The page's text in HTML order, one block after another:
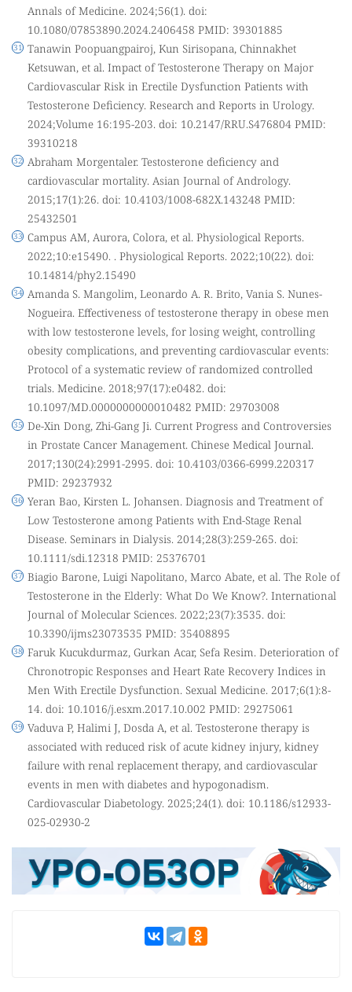
Annals of Medicine. 2024;56(1). doi:
10.1080/07853890.2024.2406458 PMID: 39301885
Tanawin Poopuangpairoj, Kun Sirisopana, Chinnakhet
Ketsuwan, et al. Impact of Testosterone Therapy on Major
Cardiovascular Risk in Erectile Dysfunction Patients with
Testosterone Deficiency. Research and Reports in Urology.
2024;Volume 16:195-203. doi: 10.2147/RRU.S476804 PMID:
39310218
Abraham Morgentaler. Testosterone deficiency and
cardiovascular mortality. Asian Journal of Andrology.
2015;17(1):26. doi: 10.4103/1008-682X.143248 PMID:
25432501
Campus AM, Aurora, Colora, et al. Physiological Reports.
2022;10:e15490. . Physiological Reports. 2022;10(22). doi:
10.14814/phy2.15490
Amanda S. Mangolim, Leonardo A. R. Brito, Vania S. Nunes-
Nogueira. Effectiveness of testosterone therapy in obese men
with low testosterone levels, for losing weight, controlling
obesity complications, and preventing cardiovascular events:
Protocol of a systematic review of randomized controlled
trials. Medicine. 2018;97(17):e0482. doi:
10.1097/MD.0000000000010482 PMID: 29703008
De-Xin Dong, Zhi-Gang Ji. Current Progress and Controversies
in Prostate Cancer Management. Chinese Medical Journal.
2017;130(24):2991-2995. doi: 10.4103/0366-6999.220317
PMID: 29237932
Yeran Bao, Kirsten L. Johansen. Diagnosis and Treatment of
Low Testosterone among Patients with End-Stage Renal
Disease. Seminars in Dialysis. 2014;28(3):259-265. doi:
10.1111/sdi.12318 PMID: 25376701
Biagio Barone, Luigi Napolitano, Marco Abate, et al. The Role of
Testosterone in the Elderly: What Do We Know?. International
Journal of Molecular Sciences. 2022;23(7):3535. doi:
10.3390/ijms23073535 PMID: 35408895
Faruk Kucukdurmaz, Gurkan Acar, Sefa Resim. Deterioration of
Chronotropic Responses and Heart Rate Recovery Indices in
Men With Erectile Dysfunction. Sexual Medicine. 2017;6(1):8-
14. doi: 10.1016/j.esxm.2017.10.002 PMID: 29275061
Vaduva P, Halimi J, Dosda A, et al. Testosterone therapy is
associated with reduced risk of acute kidney injury, kidney
failure with renal replacement therapy, and cardiovascular
events in men with diabetes and hypogonadism.
Cardiovascular Diabetology. 2025;24(1). doi: 10.1186/s12933-
025-02930-2